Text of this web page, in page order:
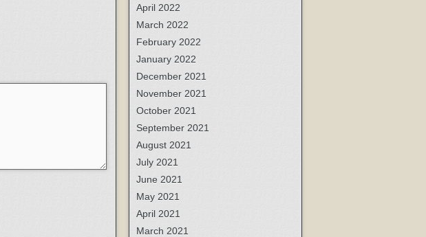
April 2022
March 2022
February 2022
January 2022
December 2021
November 2021
October 2021
September 2021
August 2021
July 2021
June 2021
May 2021
April 2021
March 2021